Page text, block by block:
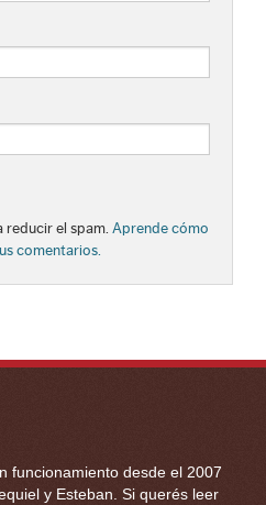
reducir el spam. Aprende cómo
comentarios.
funcionamiento desde el 2007
y Esteban. Si querés leer